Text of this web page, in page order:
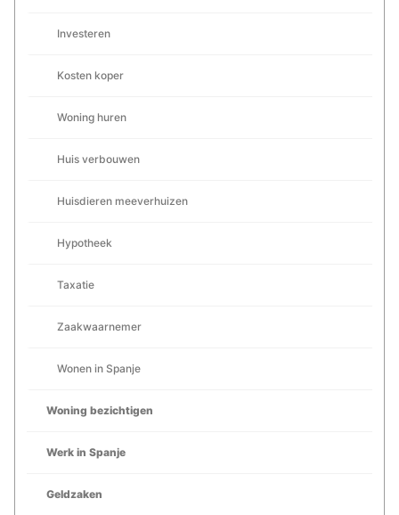
Investeren
Kosten koper
Woning huren
Huis verbouwen
Huisdieren meeverhuizen
Hypotheek
Taxatie
Zaakwaarnemer
Wonen in Spanje
Woning bezichtigen
Werk in Spanje
Geldzaken